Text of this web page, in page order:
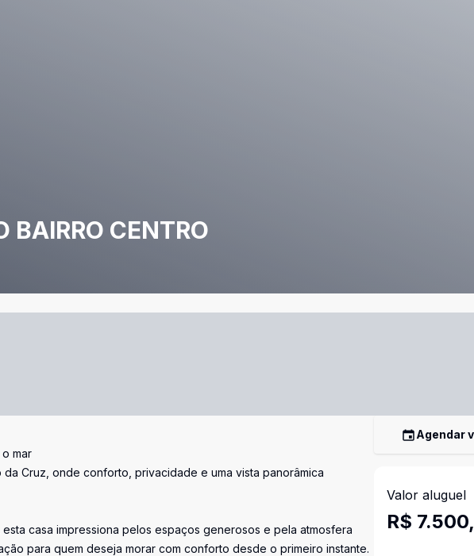
BAIRRO CENTRO
mar
Cruz, onde conforto, privacidade e uma vista panorâmica
casa impressiona pelos espaços generosos e pela atmosfera
para quem deseja morar com conforto desde o primeiro instante.
Agendar
Valor aluguel
R$